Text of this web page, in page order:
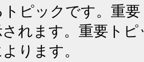
ピックです。重
れます。重要ト
ります。